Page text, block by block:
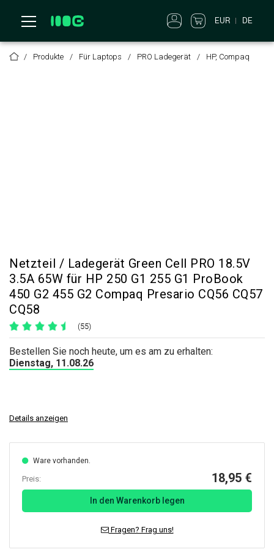
EUR DE
Produkte Für Laptops PRO Ladegerät HP, Compaq
Netzteil / Ladegerät Green Cell PRO 18.5V
3.5A 65W für HP 250 G1 255 G1 ProBook
450 G2 455 G2 Compaq Presario CQ56 CQ57
CQ58
(55)
Bestellen Sie noch heute, um es am zu erhalten:
Dienstag, 11.08.26
Details anzeigen
Ware vorhanden.
Preis: 18,95 €
In den Warenkorb legen
Fragen? Frag uns!